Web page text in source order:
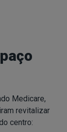
Medicare,
revitalizar
centro: